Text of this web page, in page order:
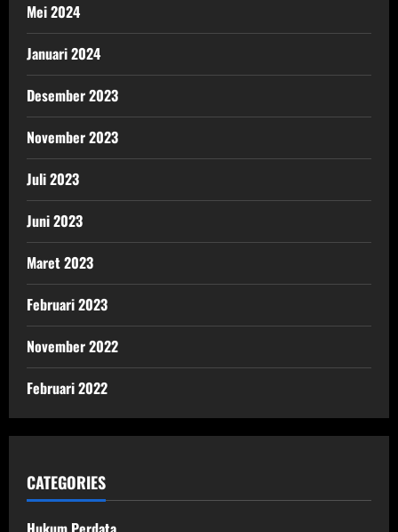
Mei 2024
Januari 2024
Desember 2023
November 2023
Juli 2023
Juni 2023
Maret 2023
Februari 2023
November 2022
Februari 2022
CATEGORIES